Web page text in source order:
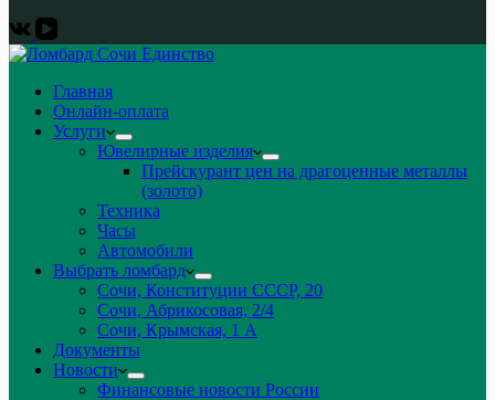
Главная
Онлайн-оплата
Услуги
Ювелирные изделия
Прейскурант цен на драгоценные металлы
(золото)
Техника
Часы
Автомобили
Выбрать ломбард
Сочи, Конституции СССР, 20
Сочи, Абрикосовая, 2/4
Сочи, Крымская, 1 А
Документы
Новости
Финансовые новости России